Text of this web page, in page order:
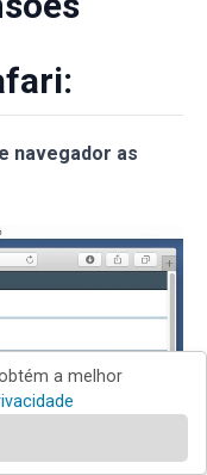
navegador as
a melhor